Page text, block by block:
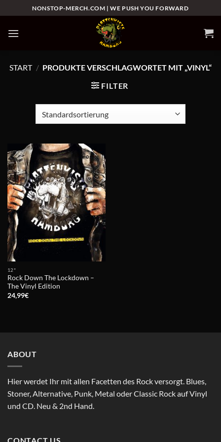
Inhalt
springen
NONSTOP-MERCH.COM | WE PUSH YOU FORWARD
START / PRODUKTE VERSCHLAGWORTET MIT „VINYL“
FILTER
12"
Rock Down The Lockdown –
The Vinyl Edition
24,99€
ABOUT
Hier werdet Ihr mit allen Facetten des Rock versorgt. Blues,
Stoner, Alternative, Punk, Metal oder Classic Rock auf Vinyl
und CD. Neu & 2nd Hand.
CONTACT US